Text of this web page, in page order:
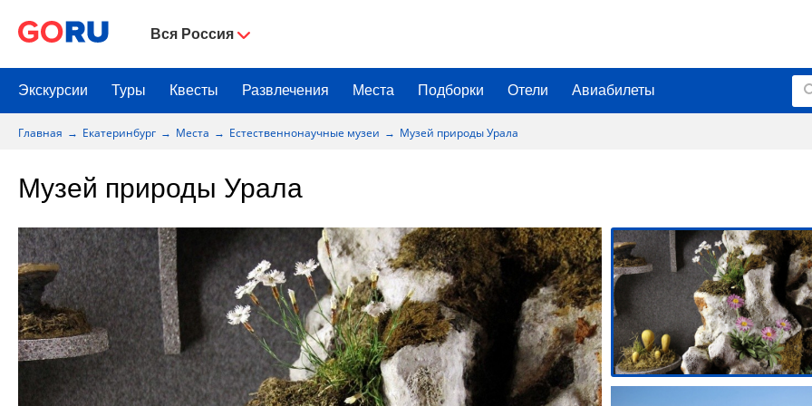
Вся Россия
Экскурсии Туры Квесты Развлечения Места Подборки Отели Авиабилеты
Главная Екатеринбург Места Естественнонаучные музеи Музей природы Урала
Музей природы Урала